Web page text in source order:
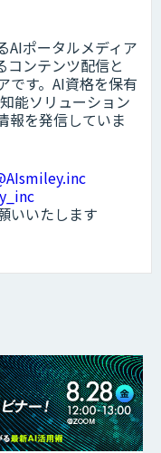
AIポータルメディア
コンテンツ配信と
です。AI資格を保有
能ソリューション
報を発信していま
いいたします